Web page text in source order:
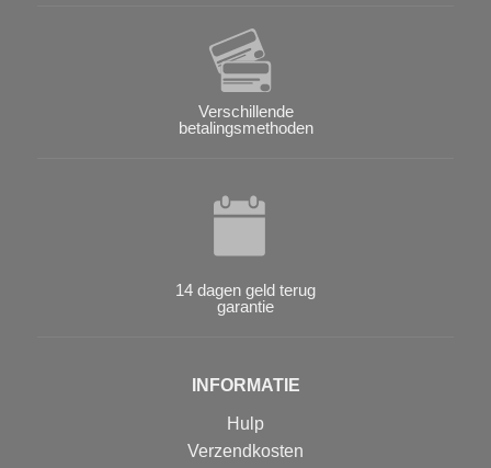
Verschillende
betalingsmethoden
14 dagen geld terug
garantie
INFORMATIE
Hulp
Verzendkosten